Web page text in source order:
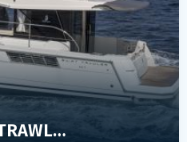
BENETEAU SWIFT TRAWLER 41 SEDAN